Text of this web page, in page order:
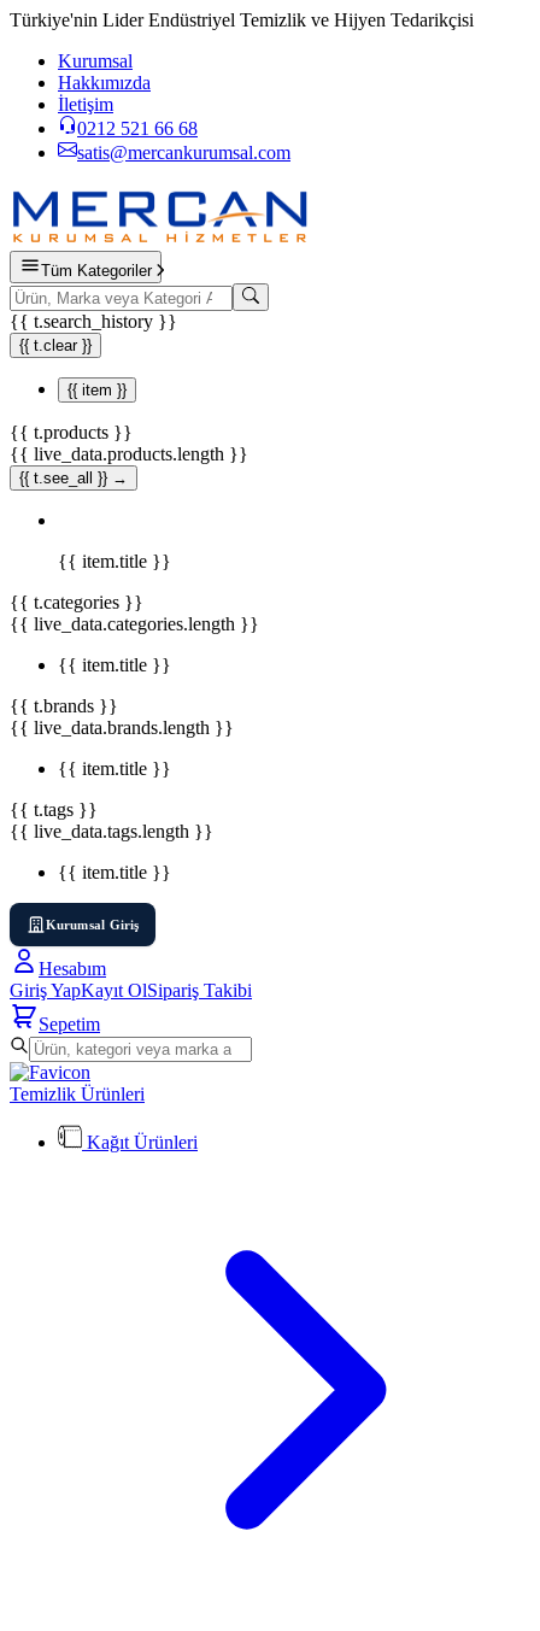
Türkiye'nin Lider Endüstriyel Temizlik ve Hijyen Tedarikçisi
Kurumsal
Hakkımızda
İletişim
0212 521 66 68
satis@mercankurumsal.com
Tüm Kategoriler
{{ t.search_history }}
{{ t.clear }}
{{ item }}
{{ t.products }}
{{ live_data.products.length }}
{{ t.see_all }} →
{{ item.title }}
{{ t.categories }}
{{ live_data.categories.length }}
{{ item.title }}
{{ t.brands }}
{{ live_data.brands.length }}
{{ item.title }}
{{ t.tags }}
{{ live_data.tags.length }}
{{ item.title }}
Kurumsal Giriş
Hesabım
Giriş YapKayıt OlSipariş Takibi
Sepetim
Temizlik Ürünleri
Kağıt Ürünleri